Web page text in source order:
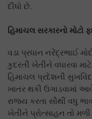
દીધો છે.
હિમાચલ સરકારનો મોટો
વડા પ્રધાન નરેંદ્રભાઈ
કુદરતી ખેતીને વધારવા
હિમાચલ પ્રદેશની
ખાતર થકી ઉગાડવામાં
રાજ્ય કરતા સૌથી વધુ
ખેતીને પ્રોત્સાહન તો